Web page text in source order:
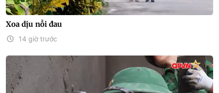
Xoa dịu nỗi đau
14 giờ trước